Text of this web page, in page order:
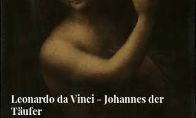
Leonardo da Vinci - Johannes der
Täufer